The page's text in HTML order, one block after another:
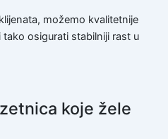
možemo kvalitetnije
osigurati stabilniji rast u
koje žele